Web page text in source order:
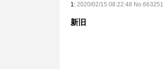
1: 2020/02/15 08:22:48
新旧